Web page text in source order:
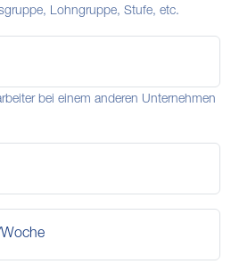
Lohngruppe, Stufe, etc.
bei einem anderen Unternehmen